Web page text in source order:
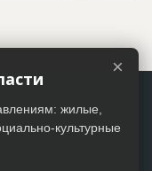
×
жилые,
культурные